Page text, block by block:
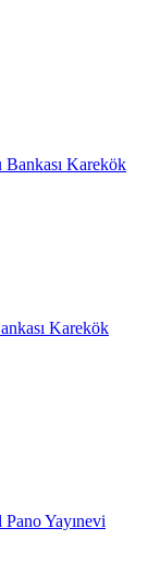
Karekök